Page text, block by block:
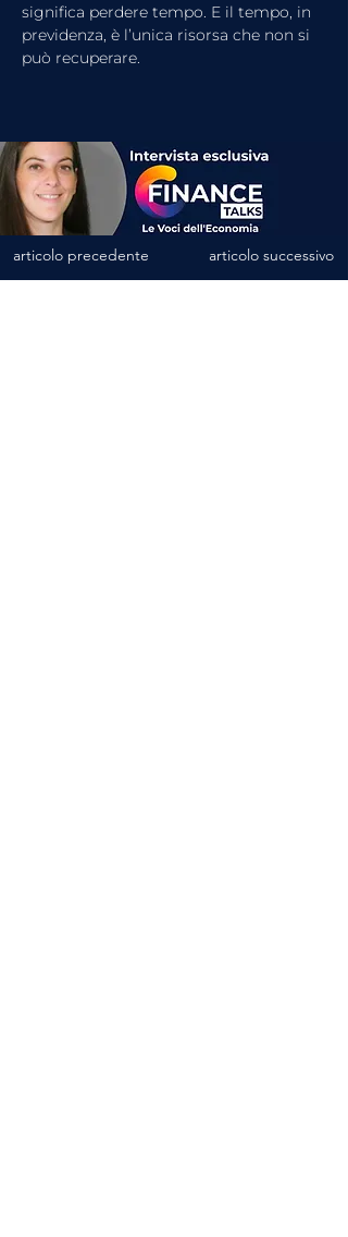
significa perdere tempo. E il tempo, in
previdenza, è l’unica risorsa che non si
può recuperare.
articolo precedente articolo successivo